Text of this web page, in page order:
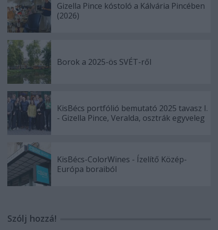
Gizella Pince kóstoló a Kálvária Pincében
(2026)
Borok a 2025-ös SVÉT-ről
KisBécs portfólió bemutató 2025 tavasz I.
- Gizella Pince, Veralda, osztrák egyveleg
KisBécs-ColorWines - Ízelítő Közép-
Európa boraiból
Szólj hozzá!